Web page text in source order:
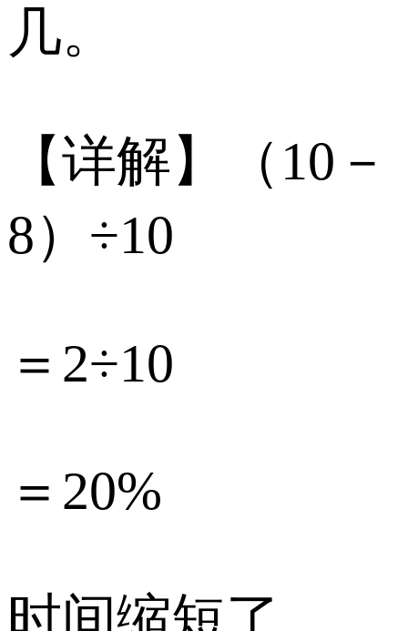
几。
【详解】（10－
8）÷10
＝2÷10
＝20%